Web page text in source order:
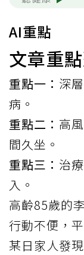
AI重點
文章重
重點一： 深
病。
重點二： 高
間久坐。
重點三： 治
入。
高齡85歲的
行動不便，
某日家人發